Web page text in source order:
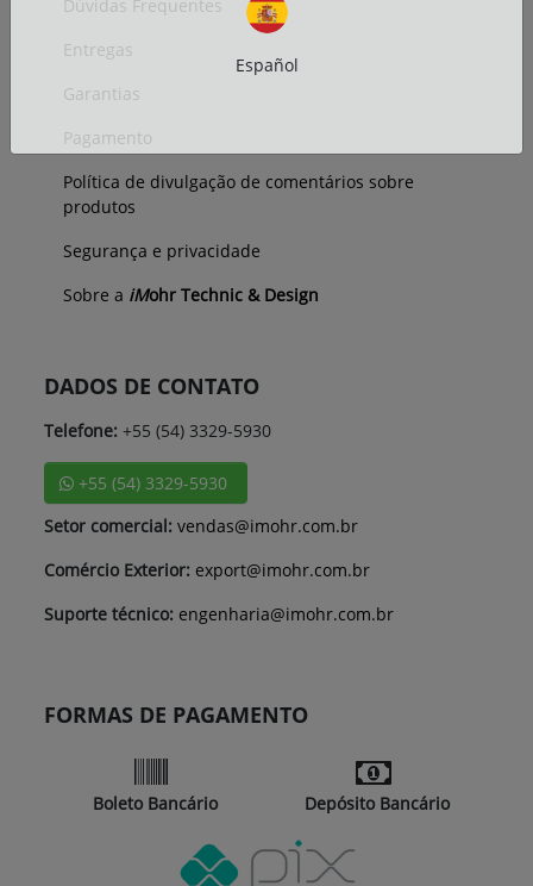
Dúvidas Frequentes
Entregas
Garantias
Pagamento
Política de divulgação de comentários sobre
produtos
Segurança e privacidade
Sobre a iMohr Technic & Design
DADOS DE CONTATO
Telefone: +55 (54) 3329-5930
+55 (54) 3329-5930
Setor comercial: vendas@imohr.com.br
Comércio Exterior: export@imohr.com.br
Suporte técnico: engenharia@imohr.com.br
FORMAS DE PAGAMENTO
Boleto Bancário Depósito Bancário
Español